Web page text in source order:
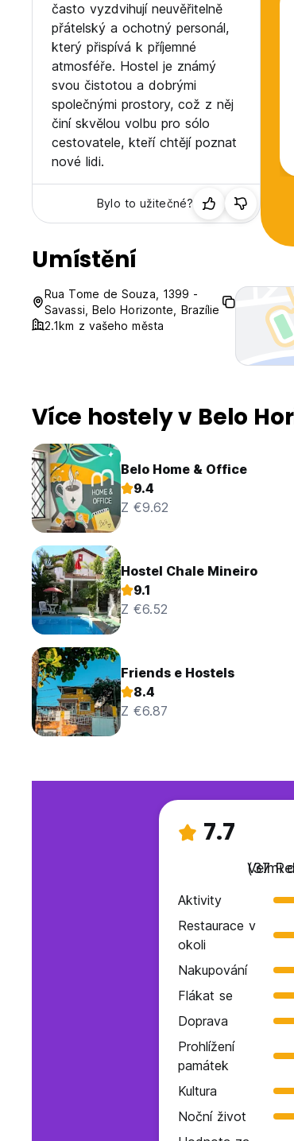
často vyzdvihují neuvěřitelně
přátelský a ochotný personál,
který přispívá k příjemné
atmosféře. Hostel je známý
svou čistotou a dobrými
společnými prostory, což z něj
činí skvělou volbu pro sólo
cestovatele, kteří chtějí poznat
nové lidi.
Bylo to užitečné?
Umístění
Rua Tome de Souza, 1399 -
Savassi, Belo Horizonte, Brazílie
2.1km z vašeho města
Více hostely v Belo
Belo Home & Office
9.4
Z €9.62
Hostel Chale Mineiro
9.1
Z €6.52
Friends e Hostels
8.4
Z €6.87
7.7
Velmi
(37
Aktivity
Restaurace v
okoli
Nakupování
Flákat se
Doprava
Prohlížení
památek
Kultura
Noční život